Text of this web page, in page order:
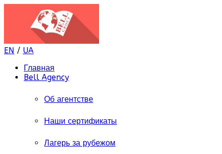
EN / UA
Главная
Bell Agency
Об агентстве
Наши сертификаты
Лагерь за рубежом